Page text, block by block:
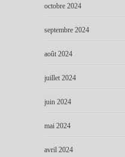
octobre 2024
septembre 2024
août 2024
juillet 2024
juin 2024
mai 2024
avril 2024